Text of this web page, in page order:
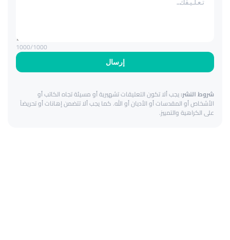
إرسال
1000/1000
شروط النشر:يجب ألا تكون التعليقات تشهيرية أو مسيئة تجاه الكاتب أو
الأشخاص أو المقدسات أو الأديان أو الله. كما يجب ألا تتضمن إهانات أو تحريضاً
على الكراهية والتمييز.